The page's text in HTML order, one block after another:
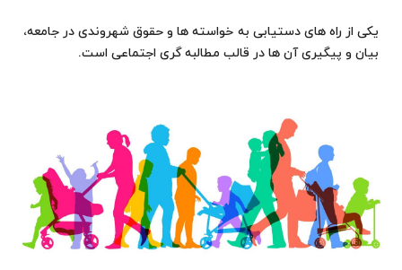
یکی از راه های دستیابی به خواسته ها و حقوق شهروندی در جامعه،
بیان و پیگیری آن ها در قالب مطالبه گری اجتماعی است.